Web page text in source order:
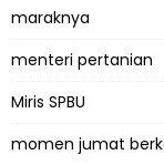
maraknya
menteri pertanian
Miris SPBU
momen jumat